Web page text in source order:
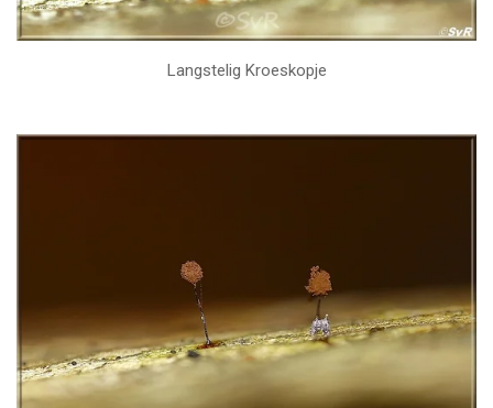
Langstelig Kroeskopje